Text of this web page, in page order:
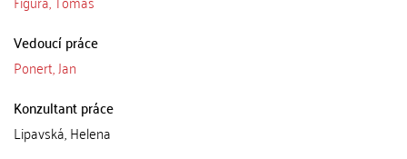
Vedoucí práce
Ponert, Jan
Konzultant práce
Lipavská, Helena